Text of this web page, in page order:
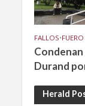
FALLOS•FUERO
Durand
Herald